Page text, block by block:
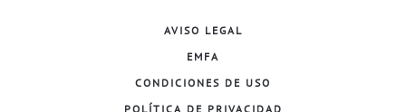
AVISO LEGAL
EMFA
CONDICIONES DE USO
POLÍTICA DE PRIVACIDAD